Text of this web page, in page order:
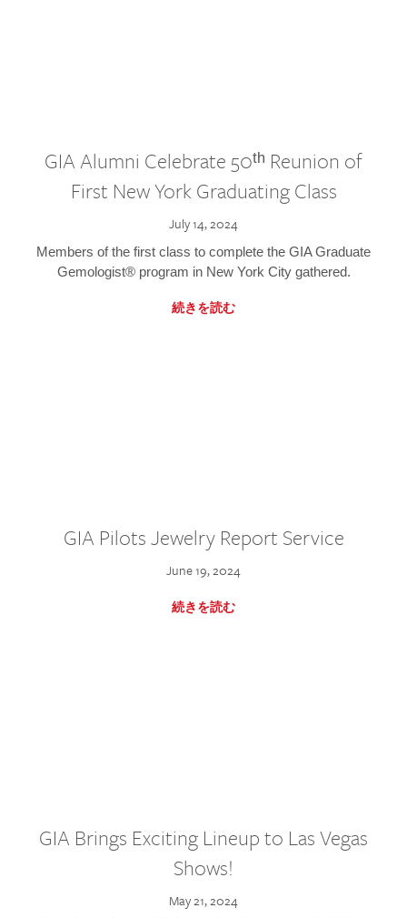
GIA Alumni Celebrate 50ᵗʰ Reunion of
First New York Graduating Class
July 14, 2024
Members of the first class to complete the GIA Graduate
Gemologist® program in New York City gathered.
続きを読む
GIA Pilots Jewelry Report Service
June 19, 2024
続きを読む
GIA Brings Exciting Lineup to Las Vegas
Shows!
May 21, 2024